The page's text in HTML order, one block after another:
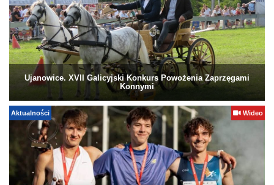
Ujanowice. XVII Galicyjski Konkurs Powożenia Zaprzęgami
Konnymi
Aktualności Wideo